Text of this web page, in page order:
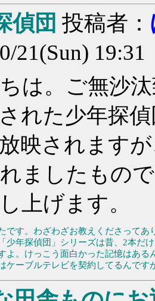
偵団 投稿者：
21(Sun) 19:31
は。ご無沙
れた少年探
映されます
ましたもの
上げます。
です。わざわざお教えくださってあ
少年探偵団」シリーズは昔、2本だ
よ。けっこう面白かった記憶はある
ケーブルテレビを契約してるんで